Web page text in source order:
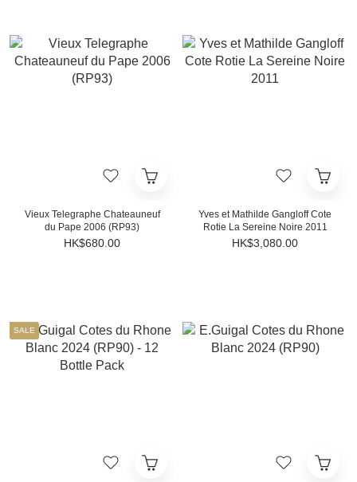
Vieux Telegraphe Chateauneuf
du Pape 2006 (RP93)
HK$680.00
Yves et Mathilde Gangloff Cote
Rotie La Sereine Noire 2011
HK$3,080.00
SALE